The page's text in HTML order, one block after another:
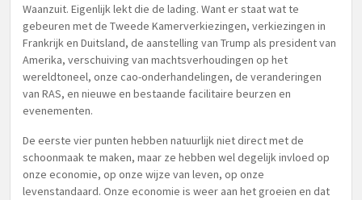
Waanzuit. Eigenlijk lekt die de lading. Want er staat wat te
gebeuren met de Tweede Kamerverkiezingen, verkiezingen in
Frankrijk en Duitsland, de aanstelling van Trump als president van
Amerika, verschuiving van machtsverhoudingen op het
wereldtoneel, onze cao-onderhandelingen, de veranderingen
van RAS, en nieuwe en bestaande facilitaire beurzen en
evenementen.
De eerste vier punten hebben natuurlijk niet direct met de
schoonmaak te maken, maar ze hebben wel degelijk invloed op
onze economie, op onze wijze van leven, op onze
levenstandaard. Onze economie is weer aan het groeien en dat